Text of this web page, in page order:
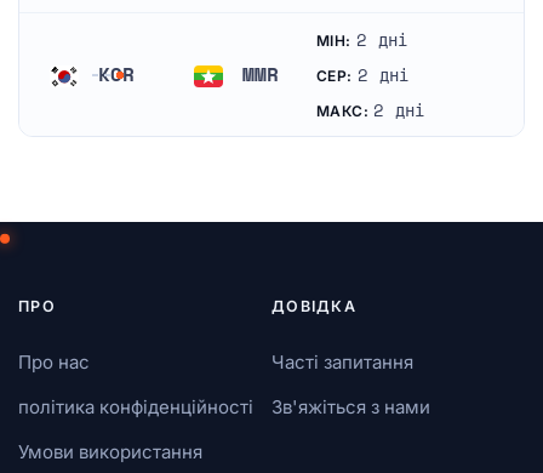
KOR MMR
МІН: 2 дні
СЕР: 2 дні
МАКС: 2 дні
ПРО
Про нас
політика конфіденційності
Умови використання
ДОВІДКА
Часті запитання
Зв'яжіться з нами